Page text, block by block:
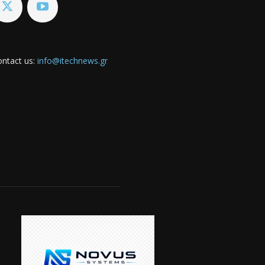
us: info@itechnews.gr